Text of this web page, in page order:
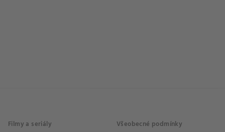
Filmy a seriály Všeobecné podmínky